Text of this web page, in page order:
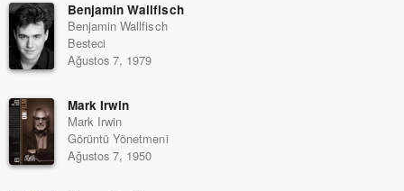
Benjamin Wallfisch
Benjamin Wallfisch
Besteci
Ağustos 7, 1979
Mark Irwin
Mark Irwin
Görüntü Yönetmeni
Ağustos 7, 1950